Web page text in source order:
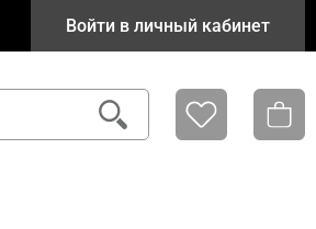
Войти в личный кабинет